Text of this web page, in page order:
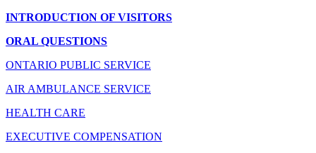
INTRODUCTION OF VISITORS
ORAL QUESTIONS
ONTARIO PUBLIC SERVICE
AIR AMBULANCE SERVICE
HEALTH CARE
EXECUTIVE COMPENSATION